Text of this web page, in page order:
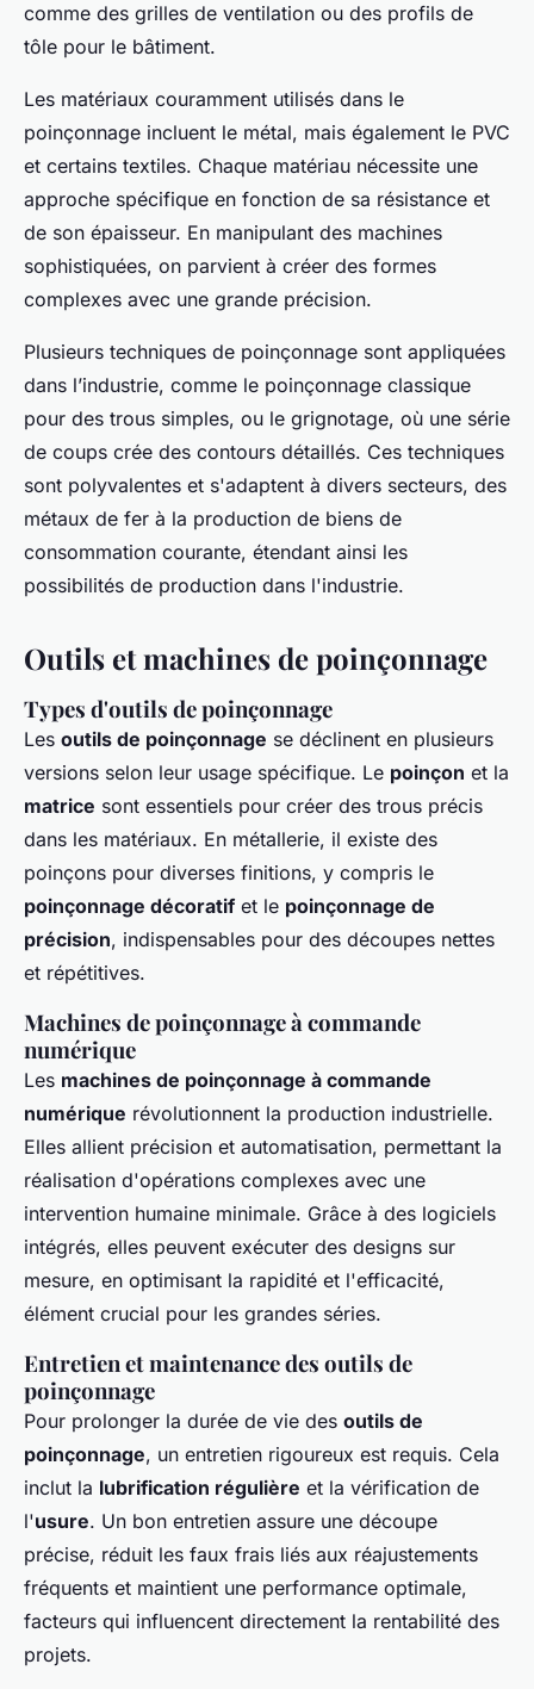
comme des grilles de ventilation ou des profils de
tôle pour le bâtiment.
Les matériaux couramment utilisés dans le
poinçonnage incluent le métal, mais également le PVC
et certains textiles. Chaque matériau nécessite une
approche spécifique en fonction de sa résistance et
de son épaisseur. En manipulant des machines
sophistiquées, on parvient à créer des formes
complexes avec une grande précision.
Plusieurs techniques de poinçonnage sont appliquées
dans l’industrie, comme le poinçonnage classique
pour des trous simples, ou le grignotage, où une série
de coups crée des contours détaillés. Ces techniques
sont polyvalentes et s'adaptent à divers secteurs, des
métaux de fer à la production de biens de
consommation courante, étendant ainsi les
possibilités de production dans l'industrie.
Outils et machines de poinçonnage
Types d'outils de poinçonnage
Les outils de poinçonnage se déclinent en plusieurs
versions selon leur usage spécifique. Le poinçon et la
matrice sont essentiels pour créer des trous précis
dans les matériaux. En métallerie, il existe des
poinçons pour diverses finitions, y compris le
poinçonnage décoratifet le poinçonnage de
précision, indispensables pour des découpes nettes
et répétitives.
Machines de poinçonnage à commande
numérique
Les machines de poinçonnage à commande
numérique révolutionnent la production industrielle.
Elles allient précision et automatisation, permettant la
réalisation d'opérations complexes avec une
intervention humaine minimale. Grâce à des logiciels
intégrés, elles peuvent exécuter des designs sur
mesure, en optimisant la rapidité et l'efficacité,
élément crucial pour les grandes séries.
Entretien et maintenance des outils de
poinçonnage
Pour prolonger la durée de vie des outils de
poinçonnage, un entretien rigoureux est requis. Cela
inclut la lubrification régulière et la vérification de
l'usure. Un bon entretien assure une découpe
précise, réduit les faux frais liés aux réajustements
fréquents et maintient une performance optimale,
facteurs qui influencent directement la rentabilité des
projets.